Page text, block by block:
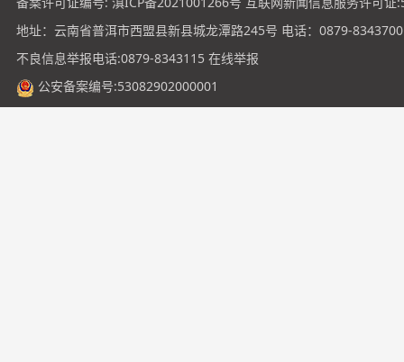
地址：云南省普洱市西盟县新县城龙潭路245号 电话：0879-8343700
不良信息举报电话:0879-8343115 在线举报
公安备案编号:53082902000001